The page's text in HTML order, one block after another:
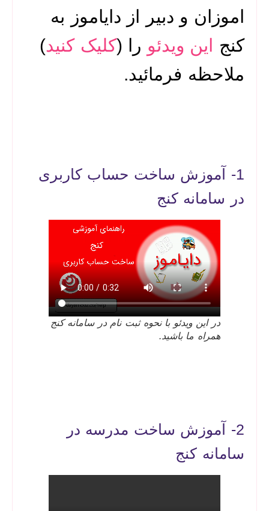
اموزان و دبیر از دایاموز به
کنج این ویدئو را (کلیک کنید)
ملاحظه فرمائید.
1- آموزش ساخت حساب کاربری
در سامانه کنج
در این ویدئو با نحوه ثبت نام در سامانه کنج
همراه ما باشید.
2- آموزش ساخت مدرسه در
سامانه کنج